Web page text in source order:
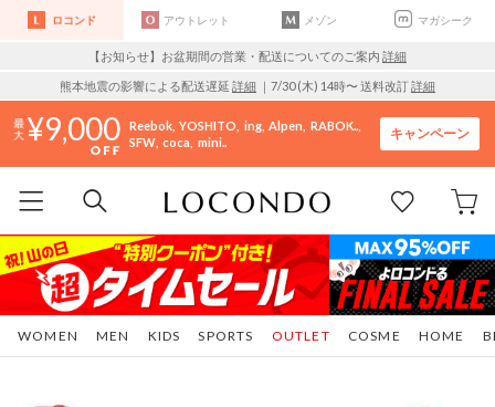
ロコンド アウトレット メゾン マガシーク
【お知らせ】お盆期間の営業・配送についてのご案内 詳細
熊本地震の影響による配送遅延 詳細 ｜7/30 (木) 14時〜 送料改訂詳細
9,000 Reebok YOSHITO ing Alpen
RABOK..
SFW coca mini..
キャンペーン
WOMEN MEN KIDS SPORTS COSME HOME
OUTLET